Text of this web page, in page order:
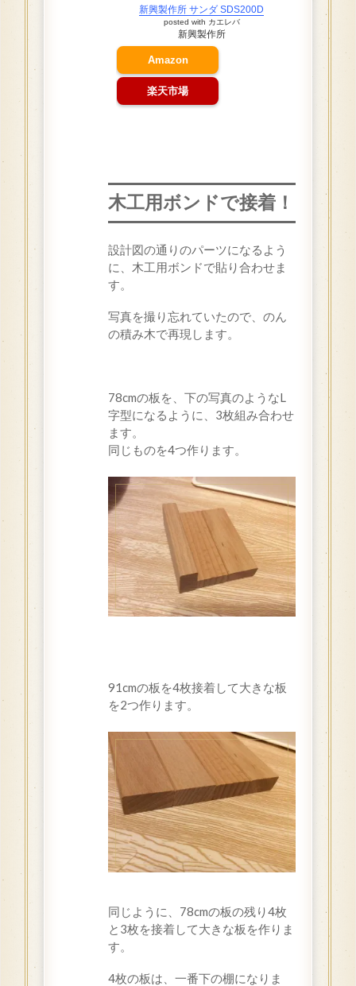
新興製作所 サンダ SDS200D
posted with カエレバ
新興製作所
Amazon
楽天市場
木工用ボンドで接着！
設計図の通りのパーツになるよう
に、木工用ボンドで貼り合わせま
す。
写真を撮り忘れていたので、のん
の積み木で再現します。
78cmの板を、下の写真のようなL
字型になるように、3枚組み合わせ
ます。
同じものを4つ作ります。
91cmの板を4枚接着して大きな板
を2つ作ります。
同じように、78cmの板の残り4枚
と3枚を接着して大きな板を作りま
す。
4枚の板は、一番下の棚になりま